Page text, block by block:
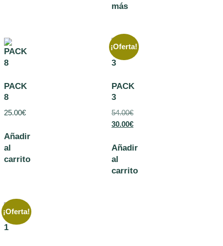
más
PACK
8
25.00€
Añadir
al
carrito
¡Oferta!
PACK
3
54.00€
30.00€
Añadir
al
carrito
¡Oferta!